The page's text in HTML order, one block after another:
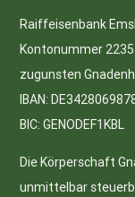
Raiffeisenbank
Kontonummer
zugunsten
IBAN:
BIC: GENODEF1KBL
Die Körperschaft
unmittelbar